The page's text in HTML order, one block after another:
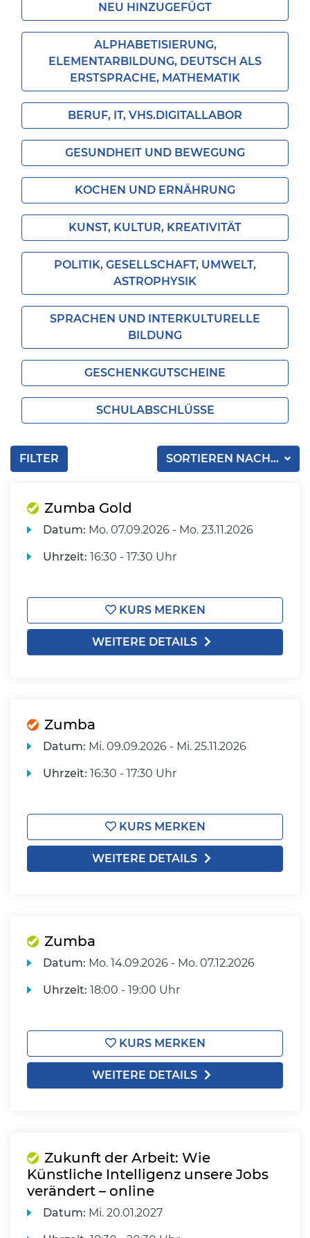
NEU HINZUGEFÜGT
ALPHABETISIERUNG,
ELEMENTARBILDUNG, DEUTSCH ALS
ERSTSPRACHE, MATHEMATIK
BERUF, IT, VHS.DIGITALLABOR
GESUNDHEIT UND BEWEGUNG
KOCHEN UND ERNÄHRUNG
KUNST, KULTUR, KREATIVITÄT
POLITIK, GESELLSCHAFT, UMWELT,
ASTROPHYSIK
SPRACHEN UND INTERKULTURELLE
BILDUNG
GESCHENKGUTSCHEINE
SCHULABSCHLÜSSE
SORTIEREN NACH...
FILTER
Zumba Gold
Datum: Mo. 07.09.2026 - Mo. 23.11.2026
Uhrzeit: 16:30 - 17:30 Uhr
KURS MERKEN
WEITERE DETAILS
Zumba
Datum: Mi. 09.09.2026 - Mi. 25.11.2026
Uhrzeit: 16:30 - 17:30 Uhr
KURS MERKEN
WEITERE DETAILS
Zumba
Datum: Mo. 14.09.2026 - Mo. 07.12.2026
Uhrzeit: 18:00 - 19:00 Uhr
KURS MERKEN
WEITERE DETAILS
Zukunft der Arbeit: Wie
Künstliche Intelligenz unsere Jobs
verändert – online
Datum: Mi. 20.01.2027